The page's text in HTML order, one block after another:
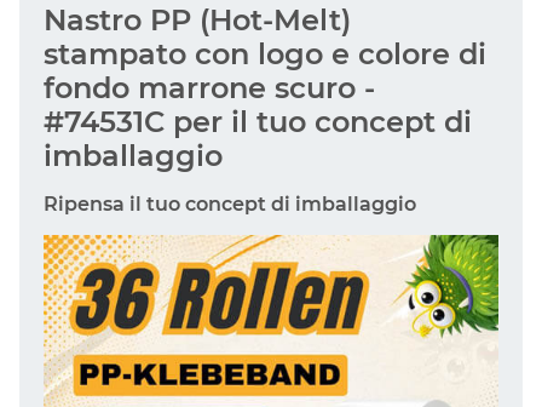
Nastro PP (Hot-Melt)
stampato con logo e colore di
fondo marrone scuro -
#74531C per il tuo concept di
imballaggio
Ripensa il tuo concept di imballaggio